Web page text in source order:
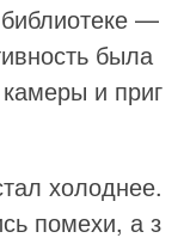
—
была
и приг
холоднее.
помехи, а з